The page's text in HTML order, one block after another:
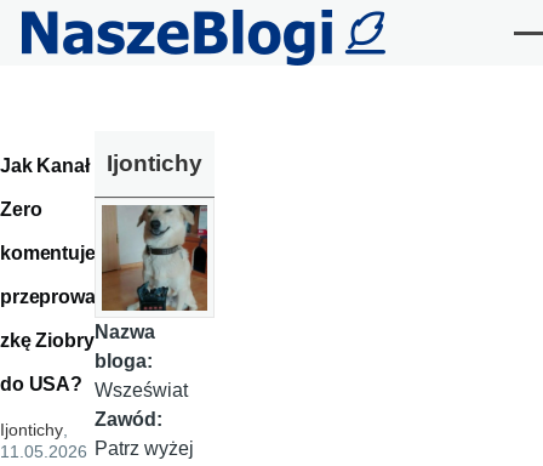
Przejdź do treści
Jak Kanał
Zero
komentuje
przeprowad
zkę Ziobry
do USA?
Ijontichy,
11.05.2026
Ijontichy
Nazwa
bloga:
Wszeświat
Zawód:
Patrz wyżej